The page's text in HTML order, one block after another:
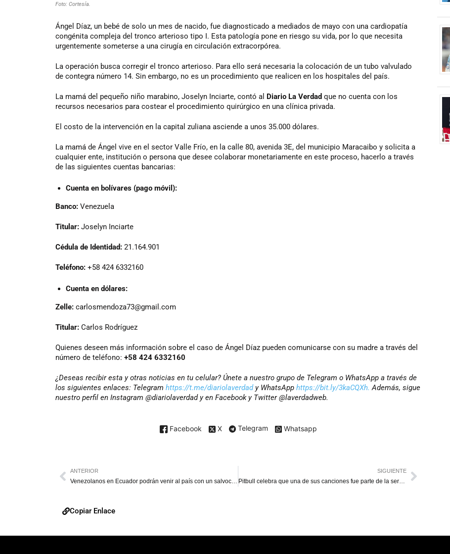
Foto: Cortesía.
Ángel Díaz, un bebé de solo un mes de nacido, fue diagnosticado a mediados de mayo con una cardiopatía
congénita compleja del tronco arterioso tipo I. Esta patología pone en riesgo su vida, por lo que necesita
urgentemente someterse a una cirugía en circulación extracorpórea.
La operación busca corregir el tronco arterioso. Para ello será necesaria la colocación de un tubo valvulado
de contegra número 14. Sin embargo, no es un procedimiento que realicen en los hospitales del país.
La mamá del pequeño niño marabino, Joselyn Inciarte, contó al Diario La Verdad que no cuenta con los
recursos necesarios para costear el procedimiento quirúrgico en una clínica privada.
El costo de la intervención en la capital zuliana asciende a unos 35.000 dólares.
La mamá de Ángel vive en el sector Valle Frío, en la calle 80, avenida 3E, del municipio Maracaibo y solicita a
cualquier ente, institución o persona que desee colaborar monetariamente en este proceso, hacerlo a través
de las siguientes cuentas bancarias:
Cuenta en bolívares (pago móvil):
Banco: Venezuela
Titular: Joselyn Inciarte
Cédula de Identidad: 21.164.901
Teléfono: +58 424 6332160
Cuenta en dólares:
Zelle: carlosmendoza73@gmail.com
Titular: Carlos Rodríguez
Quienes deseen más información sobre el caso de Ángel Díaz pueden comunicarse con su madre a través del
número de teléfono: +58 424 6332160
¿Deseas recibir esta y otras noticias en tu celular? Únete a nuestro grupo de Telegram o WhatsApp a través de
los siguientes enlaces: Telegram https://t.me/diariolaverdady WhatsApp https://bit.ly/3kaCQXh.Además, sigue
nuestro perfil en Instagram @diariolaverdad y en Facebook y Twitter @laverdadweb.
Facebook X Telegram Whatsapp
ANTERIOR SIGUIENTE
Copiar Enlace